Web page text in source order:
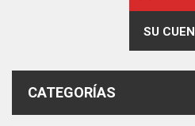
SU
CATEGORÍAS